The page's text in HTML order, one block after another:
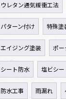
ウレタン通気緩衝工法
パターン付け 特殊塗
エイジング塗装 ポー
シート防水 塩ビシー
防水工事 雨漏れ